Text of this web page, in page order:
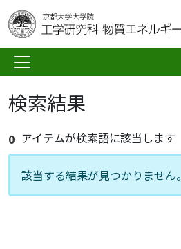
検索結果
0 アイテムが検索語に該当します
該当する結果が見つかりません。